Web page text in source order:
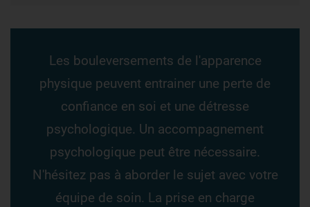
Les bouleversements de l'apparence
physique peuvent entrainer une perte de
confiance en soi et une détresse
psychologique. Un accompagnement
psychologique peut être nécessaire.
N'hésitez pas à aborder le sujet avec votre
équipe de soin. La prise en charge